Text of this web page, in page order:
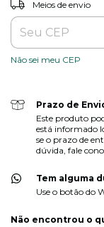
Meios de envio
Não sei meu CEP
Prazo de
Este produto
está informado
se o prazo de
dúvida, fale
Tem alguma
Use o botão do
Não encontrou o